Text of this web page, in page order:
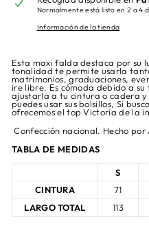
Normalmente está listo en 2 a 4
Información de la tienda
Esta maxi falda destaca por su
tonalidad te permite usarla
matrimonios, graduaciones,
ire libre. Es cómoda debido a
ajustarla a tu cintura o cadera
puedes usar sus bolsillos, Si
ofrecemos el top Victoria de la
Confección nacional. Hecho
TABLA DE MEDIDAS
S
CINTURA
71
LARGO TOTAL
113